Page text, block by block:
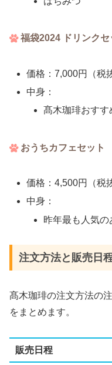
福袋2024 ドリンクセ
価格：7,000円（税
中身：
髙木珈琲おすす
おうちカフェセット
価格：4,500円（税
中身：
昨年最も人気の
注文方法と販売日
髙木珈琲の注文方法の
をまとめます。
販売日程